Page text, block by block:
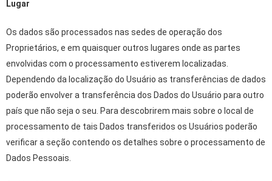
Lugar
Os dados são processados ​​nas sedes de operação dos
Proprietários, e em quaisquer outros lugares onde as partes
envolvidas com o processamento estiverem localizadas.
Dependendo da localização do Usuário as transferências de dados
poderão envolver a transferência dos Dados do Usuário para outro
país que não seja o seu. Para descobrirem mais sobre o local de
processamento de tais Dados transferidos os Usuários poderão
verificar a seção contendo os detalhes sobre o processamento de
Dados Pessoais.